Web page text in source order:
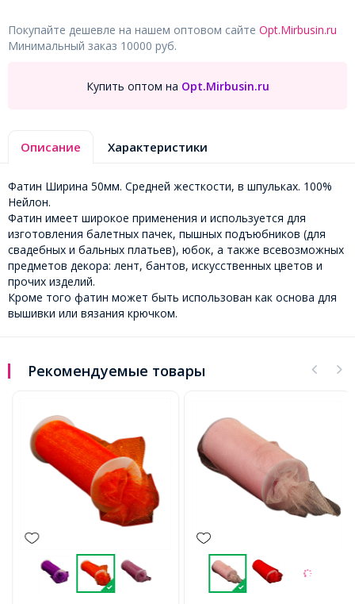
Покупайте дешевле на нашем оптовом сайте Opt.Mirbusin.ru
Минимальный заказ 10000 руб.
Купить оптом на Opt.Mirbusin.ru
Описание Характеристики
Фатин Ширина 50мм. Средней жесткости, в шпульках. 100%
Нейлон.
Фатин имеет широкое применения и используется для
изготовления балетных пачек, пышных подъюбников (для
свадебных и бальных платьев), юбок, а также всевозможных
предметов декора: лент, бантов, искусственных цветов и
прочих изделий.
Кроме того фатин может быть использован как основа для
вышивки или вязания крючком.
Рекомендуемые товары